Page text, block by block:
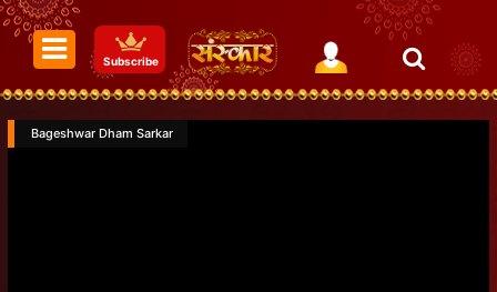
Subscribe
Bageshwar Dham Sarkar